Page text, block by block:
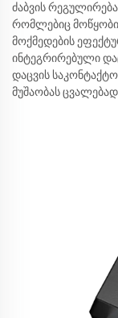
ძაბვის
რომლებიც
მოქმედების
ინტეგრირებული
დაცვის
მუშაობას